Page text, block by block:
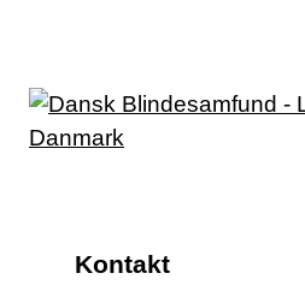
Kontakt